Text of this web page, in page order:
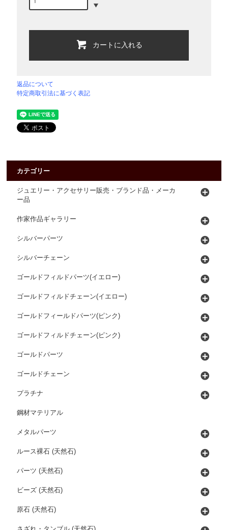
カートに入れる
返品について
特定商取引法に基づく表記
カテゴリー
ジュエリー・アクセサリー販売・ブランド品・メーカ
ー品
作家作品ギャラリー
シルバーパーツ
シルバーチェーン
ゴールドフィルドパーツ(イエロー)
ゴールドフィルドチェーン(イエロー)
ゴールドフィールドパーツ(ピンク)
ゴールドフィルドチェーン(ピンク)
ゴールドパーツ
ゴールドチェーン
プラチナ
鋼材マテリアル
メタルパーツ
ルース裸石 (天然石)
パーツ (天然石)
ビーズ (天然石)
原石 (天然石)